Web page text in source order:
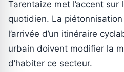
Tarentaize met l’accent
quotidien. La
l’arrivée d’un itinéraire
urbain doivent modifier la
d’habiter ce secteur.